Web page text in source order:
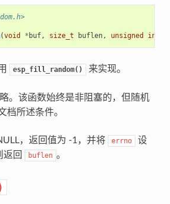
(void * buf, size_t buflen, unsigned int
esp_fill_random() 来实现。
。该函数始终是非阻塞的，但随机
档所述条件。
，返回值为 -1，并将 errno
设
返回 buflen 。